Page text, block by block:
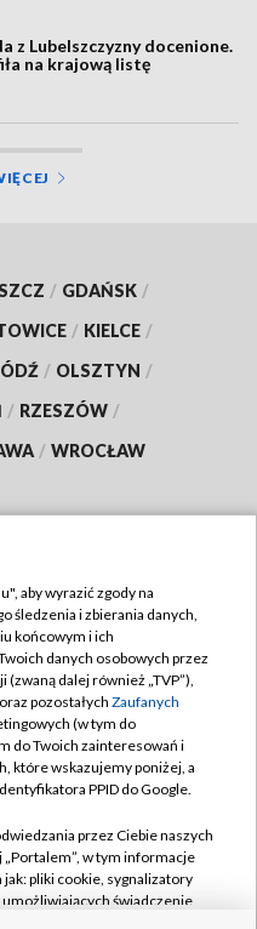
z Lubelszczyzny docenione.
na krajową listę
/ GDAŃSK /
/ KIELCE /
/ OLSZTYN /
/ RZESZÓW /
/ WROCŁAW
TVP
aby wyrazić zgody na
śledzenia i zbierania danych,
końcowym i ich
danych osobowych przez
(zwaną dalej również „TVP”),
oraz pozostałych Zaufanych
(w tym do
do Twoich zainteresowań i
które wskazujemy poniżej, a
PPID do Google.
przez Ciebie naszych
„Portalem”, w tym informacje
pliki cookie, sygnalizatory
świadczenie